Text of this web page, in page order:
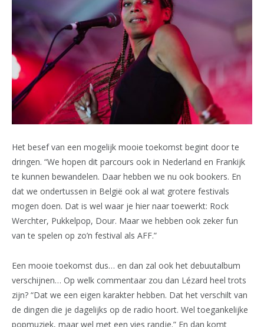
Het besef van een mogelijk mooie toekomst begint door te
dringen. “We hopen dit parcours ook in Nederland en Frankijk
te kunnen bewandelen. Daar hebben we nu ook bookers. En
dat we ondertussen in België ook al wat grotere festivals
mogen doen. Dat is wel waar je hier naar toewerkt: Rock
Werchter, Pukkelpop, Dour. Maar we hebben ook zeker fun
van te spelen op zo’n festival als AFF.”
Een mooie toekomst dus… en dan zal ook het debuutalbum
verschijnen… Op welk commentaar zou dan Lézard heel trots
zijn? “Dat we een eigen karakter hebben. Dat het verschilt van
de dingen die je dagelijks op de radio hoort. Wel toegankelijke
popmuziek, maar wel met een vies randje.” En dan komt